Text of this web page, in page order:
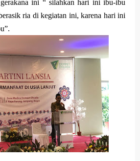
ini “ silahkan hari ini ibu-ibu
ria di kegiatan ini, karena hari ini